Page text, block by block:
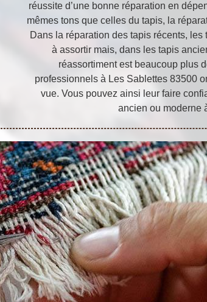
réussite d’une bonne réparation en
mêmes tons que celles du tapis, la
Dans la réparation des tapis récents,
à assortir mais, dans les tapis
réassortiment est beaucoup plus
professionnels à Les Sablettes 83500
vue. Vous pouvez ainsi leur faire
ancien ou moderne